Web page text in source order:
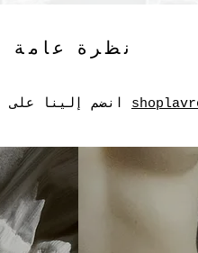
نظرة عامة